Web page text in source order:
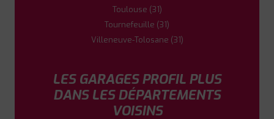
Toulouse (31)
Tournefeuille (31)
Villeneuve-Tolosane (31)
LES GARAGES PROFIL PLUS
DANS LES DÉPARTEMENTS
VOISINS